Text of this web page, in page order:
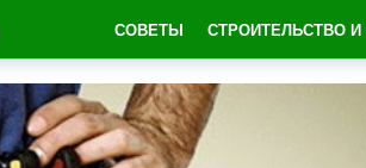
СОВЕТЫ СТРОИТЕЛЬСТВО